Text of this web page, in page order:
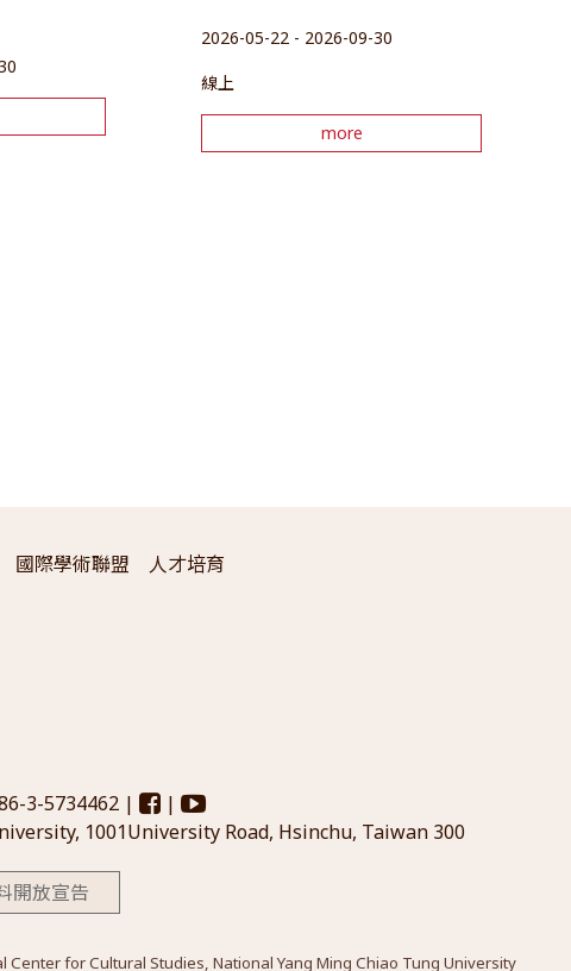
2026-05-22 - 2026-09-30
線上
more
國際學術聯盟 人才培育
3-5734462 |
|
1001University Road, Hsinchu, Taiwan 300
開放宣告
for Cultural Studies, National Yang Ming Chiao Tung University